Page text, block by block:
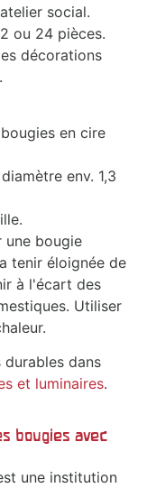
social.
ou 24 pièces.
décorations
en cire
env. 1,3
une bougie
tenir éloignée de
à l'écart des
Utiliser
dans
et luminaires.
bougies avec
une institution